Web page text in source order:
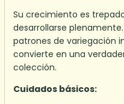
Su crecimiento es
desarrollarse
patrones de variegación
convierte en una
colección.
Cuidados básicos: